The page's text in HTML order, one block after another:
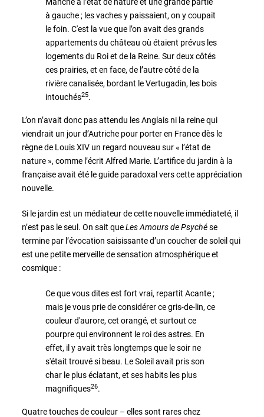
à gauche ; les vaches y paissaient, on y coupait
le foin. C'est la vue que l’on avait des grands
appartements du château où étaient prévus les
logements du Roi et de la Reine. Sur deux côtés
ces prairies, et en face, de l’autre côté de la
rivière canalisée, bordant le Vertugadin, les bois
intouchés25.
L’on n’avait donc pas attendu les Anglais ni la reine qui
viendrait un jour d’Autriche pour porter en France dès le
règne de Louis XIV un regard nouveau sur « l’état de
nature », comme l’écrit Alfred Marie. L’artifice du jardin à la
française avait été le guide paradoxal vers cette appréciation
nouvelle.
Si le jardin est un médiateur de cette nouvelle immédiateté, il
n’est pas le seul. On sait queLes Amours de Psychése
termine par l’évocation saisissante d’un coucher de soleil qui
est une petite merveille de sensation atmosphérique et
cosmique :
Ce que vous dites est fort vrai, repartit Acante ;
mais je vous prie de considérer ce gris-de-lin, ce
couleur d'aurore, cet orangé, et surtout ce
pourpre qui environnent le roi des astres. En
effet, il y avait très longtemps que le soir ne
s'était trouvé si beau. Le Soleil avait pris son
char le plus éclatant, et ses habits les plus
magnifiques26.
Quatre touches de couleur – elles sont rares chez